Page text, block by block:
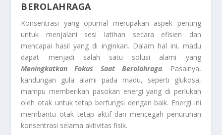
BEROLAHRAGA
Konsentrasi yang optimal merupakan aspek penting
untuk menjalani sesi latihan secara efisien dan
mencapai hasil yang di inginkan. Dalam hal ini, madu
dapat menjadi salah satu solusi alami yang
Meningkatkan Fokus Saat Berolahraga. Pasalnya,
kandungan gula alami pada madu, seperti glukosa,
mampu memberikan pasokan energi yang di perlukan
oleh otak untuk tetap berfungsi dengan baik. Energi ini
membantu otak tetap aktif dan mencegah penurunan
konsentrasi selama aktivitas fisik.